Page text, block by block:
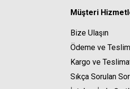
Müşteri
Bize Ulaşın
Ödeme ve
Kargo ve
Sıkça Sorulan